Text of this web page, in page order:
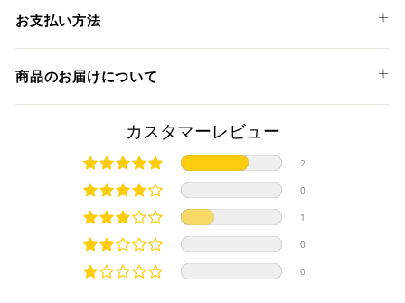
X-PLORER IIサイレンサーは、X-PLORERサイレンサーからさ
ました。
ツアラーやエンデューロ系統のバイクに更に最適化され、テ
ンを惜しみなく採用した、艶消しのカーボンエンドキャップ
が特徴のサイレンサーです。
されているため、長距離走行でも快適に走行を楽しむことが
できます。
強度を保ちながらも車体の軽量化にも大きく貢献します。
サイレンサー本体にはSC-PROJECT (SCプロジェクト) のロゴ
が施されております。
本製品にはあらかじめ消音バッフルが装着されております。
お支払い方法
クレジットカード
上記クレジットカードをご利用頂けます。
分割払い、リボ払い、3Dセキュア対応カードをご利用の
際は、『クレジットカード決済(3Dセキュア) - SBPS』を
ご選択ください。
対応支払回数について以下の通りです。
商品のお届けについて
商品発送までの日数について
ご希望商品の在庫状況により異なります。 詳しくは該当商品
選択後に表示される納期をご確認ください。
国内在庫ありの場合
・平日16時までのご注文、お支払い完了で即日発送いたしま
カスタマーレビュー
2
0
1
0
0